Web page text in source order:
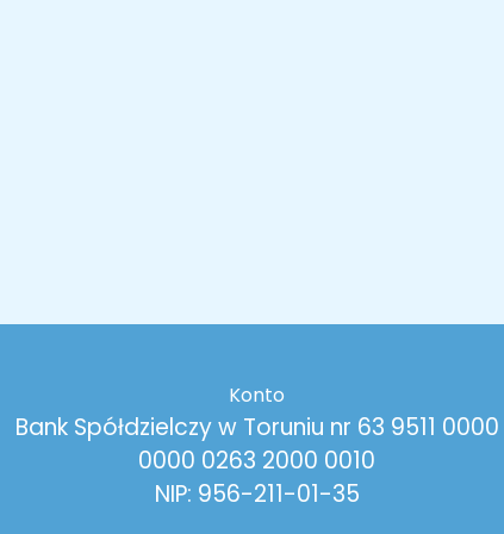
Konto
Bank Spółdzielczy w Toruniu nr 63 9511 0000
0000 0263 2000 0010
NIP: 956-211-01-35